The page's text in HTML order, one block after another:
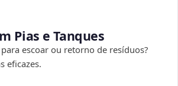
Pias e Tanques
escoar ou retorno de resíduos?
eficazes.